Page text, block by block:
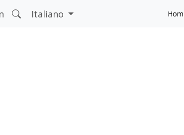
Italiano